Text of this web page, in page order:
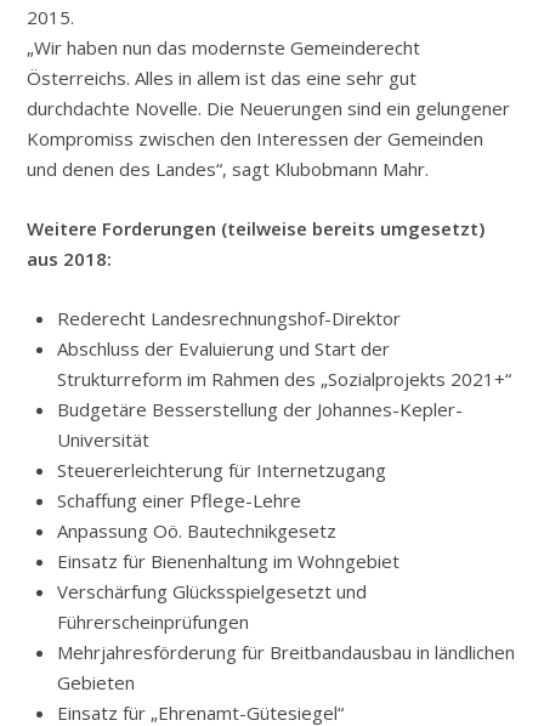
2015.
„Wir haben nun das modernste Gemeinderecht
Österreichs. Alles in allem ist das eine sehr gut
durchdachte Novelle. Die Neuerungen sind ein gelungener
Kompromiss zwischen den Interessen der Gemeinden
und denen des Landes“, sagt Klubobmann Mahr.
Weitere Forderungen (teilweise bereits umgesetzt)
aus 2018:
Rederecht Landesrechnungshof-Direktor
Abschluss der Evaluierung und Start der
Strukturreform im Rahmen des „Sozialprojekts 2021+“
Budgetäre Besserstellung der Johannes-Kepler-
Universität
Steuererleichterung für Internetzugang
Schaffung einer Pflege-Lehre
Anpassung Oö. Bautechnikgesetz
Einsatz für Bienenhaltung im Wohngebiet
Verschärfung Glücksspielgesetzt und
Führerscheinprüfungen
Mehrjahresförderung für Breitbandausbau in ländlichen
Gebieten
Einsatz für „Ehrenamt-Gütesiegel“